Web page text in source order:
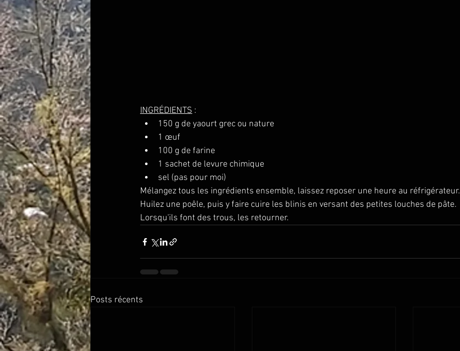
INGRÉDIENTS :
150 g de yaourt grec ou nature
1 œuf
100 g de farine
1 sachet de levure chimique
sel (pas pour moi)
Mélangez tous les ingrédients ensemble, laissez reposer une heure au réfrigérateur.
Huilez une poêle, puis y faire cuire les blinis en versant des petites louches de pâte.
Lorsqu'ils font des trous, les retourner.
Posts récents